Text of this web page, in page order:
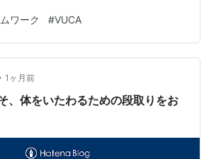
ワーク #VUCA
1ヶ月前
、体をいたわるための段取りをお